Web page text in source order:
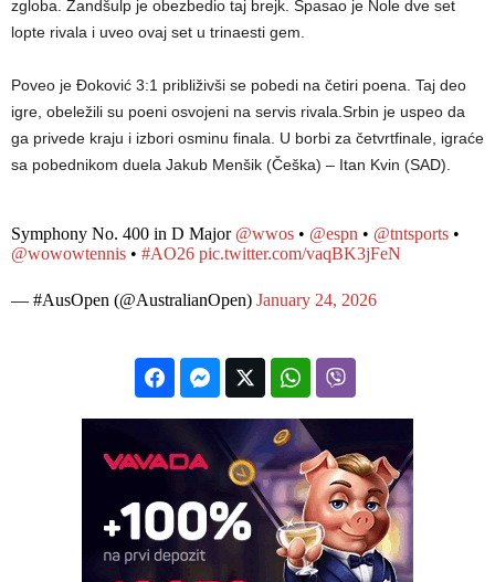
zgloba. Zandšulp je obezbedio taj brejk. Spasao je Nole dve set
lopte rivala i uveo ovaj set u trinaesti gem.
Poveo je Đoković 3:1 približivši se pobedi na četiri poena. Taj deo
igre, obeležili su poeni osvojeni na servis rivala.Srbin je uspeo da
ga privede kraju i izbori osminu finala. U borbi za četvrtfinale, igraće
sa pobednikom duela Jakub Menšik (Češka) – Itan Kvin (SAD).
Symphony No. 400 in D Major @wwos • @espn • @tntsports •
@wowowtennis • #AO26 pic.twitter.com/vaqBK3jFeN
— #AusOpen (@AustralianOpen) January 24, 2026